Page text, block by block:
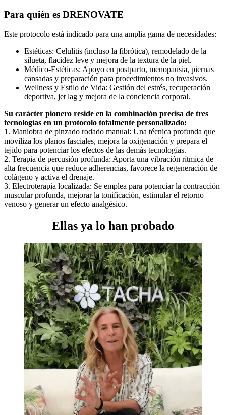
Para quién es DRENOVATE
Este protocolo está indicado para una amplia gama de necesidades:
Estéticas: Celulitis (incluso la fibrótica), remodelado de la
silueta, flacidez leve y mejora de la textura de la piel.
Médico-Estéticas: Apoyo en postparto, menopausia, piernas
cansadas y preparación para procedimientos no invasivos.
Wellness y Estilo de Vida: Gestión del estrés, recuperación
deportiva, jet lag y mejora de la conciencia corporal.
Su carácter pionero reside en la combinación precisa de tres
tecnologías en un protocolo totalmente personalizado:
1. Maniobra de pinzado rodado manual: Una técnica profunda que
moviliza los planos fasciales, mejora la oxigenación y prepara el
tejido para potenciar los efectos de las demás tecnologías.
2. Terapia de percusión profunda: Aporta una vibración rítmica de
alta frecuencia que reduce adherencias, favorece la regeneración de
colágeno y activa el drenaje.
3. Electroterapia localizada: Se emplea para potenciar la contracción
muscular profunda, mejorar la tonificación, estimular el retorno
venoso y generar un efecto analgésico.
Ellas ya lo han probado